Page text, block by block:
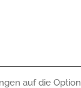
auf die